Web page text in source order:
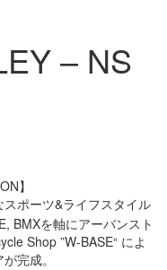
– NS
】
スポーツ&ライフスタイル
BMXを軸にアーバンスト
Shop ”W-BASE“ によ
完成。